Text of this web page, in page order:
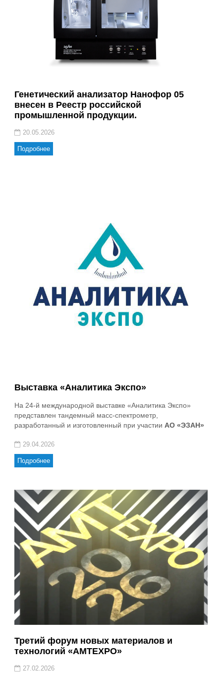
Генетический анализатор Нанофор 05
внесен в Реестр российской
промышленной продукции.
20.05.2026
Подробнее
Выставка «Аналитика Экспо»
На 24-й международной выставке «Аналитика Экспо»
представлен тандемный масс-спектрометр,
разработанный и изготовленный при участии АО «ЭЗАН»
29.04.2026
Подробнее
Третий форум новых материалов и
технологий «AMTEXPO»
27.02.2026